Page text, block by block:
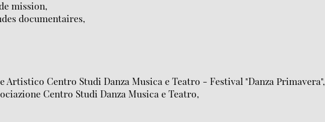
mission,
documentaires,
Centro Studi Danza Musica e Teatro - Festival "Danza Primavera",
Centro Studi Danza Musica e Teatro,